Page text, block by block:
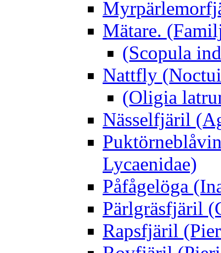
Mätare.
(Scopula
Nattfly
(Oligia
Nässelfjäril
Lycaenidae)
Påfågelöga
Pärlgräsfjäril
Rapsfjäril